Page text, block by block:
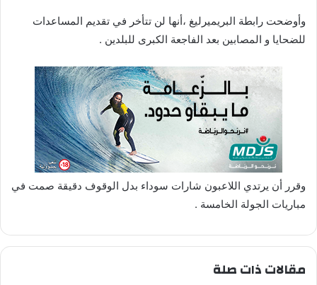
وأوضحت رابطة البريميرليغ ،أنها لن تتأخر في تقديم المساعدات
للضحايا و المصابين بعد الفاجعة الكبرى للبلدين .
وقرر أن يرتدي اللاعبون شارات سوداء بدل الوقوف دقيقة صمت في
مباريات الجولة الخامسة .
مقالات ذات صلة